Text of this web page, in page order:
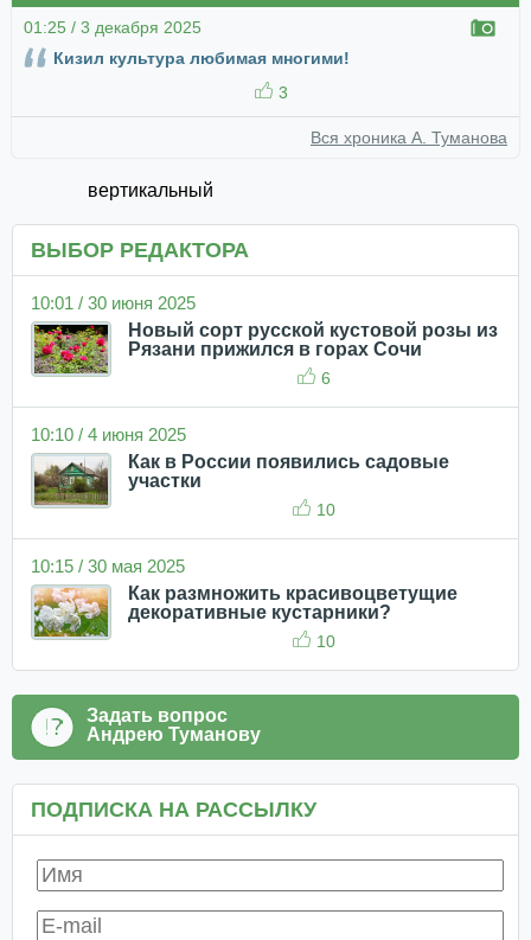
01:25 / 3 декабря 2025
Кизил культура любимая многими!
3
Вся хроника А. Туманова
вертикальный
ВЫБОР РЕДАКТОРА
10:01 / 30 июня 2025
Новый сорт русской кустовой розы из
Рязани прижился в горах Сочи
6
10:10 / 4 июня 2025
Как в России появились садовые
участки
10
10:15 / 30 мая 2025
Как размножить красивоцветущие
декоративные кустарники?
10
Задать вопрос
Андрею Туманову
ПОДПИСКА НА РАССЫЛКУ